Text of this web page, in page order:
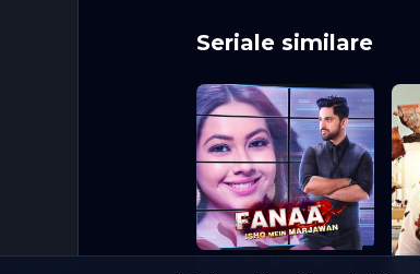
acționeze cu
justifice fiecare
Seriale similare